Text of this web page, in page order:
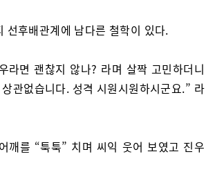
선후배관계에 남다른 철학이 있다.
라면 괜찮지 않나? 라며 살짝 고민하더니
관없습니다. 성격 시원시원하시군요.” 라
깨를 “툭툭” 치며 씨익 웃어 보였고 진우